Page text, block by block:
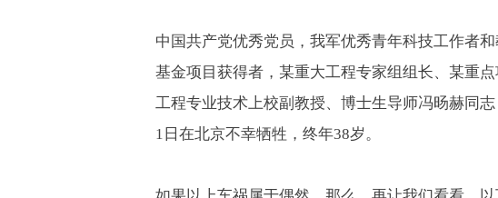
中国共产党优秀党员，我军优秀青年科技工作者
基金项目获得者，某重大工程专家组组长、某重
工程专业技术上校副教授、博士生导师冯旸赫同
1 日在北京不幸牺牲，终年38岁。